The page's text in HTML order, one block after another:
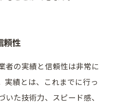
頼性
者の実績と信頼性は非常に
実績とは、これまでに行っ
た技術力、スピード感、